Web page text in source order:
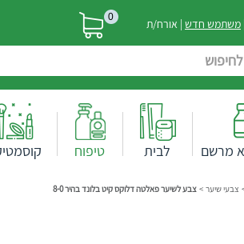
משתמש חדש | אורח/ת 0
מרשם לבית טיפוח
צבעי שיער > צבע לשיער פאלטה דלוקס קיט בלונד בהיר 8-0